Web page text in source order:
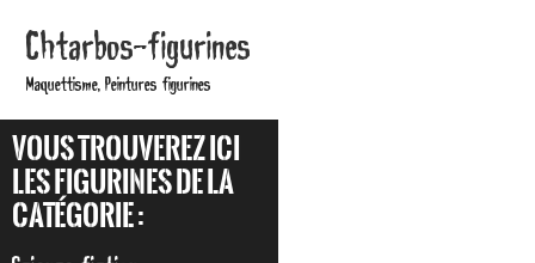
Chtarbos-figurines
Maquettisme, Peintures figurines
Vous trouverez ici
les figurines de la
catégorie :